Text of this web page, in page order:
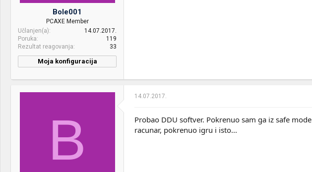
Bole001
PCAXE Member
Učlanjen(a)
14.07.2017.
Poruka
119
Rezultat reagovanja
33
Moja konfiguracija
B
14.07.2017.
Probao DDU softver. Pokrenuo sam ga iz safe
racunar, pokrenuo igru i isto...